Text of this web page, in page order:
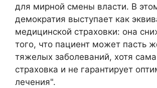
для мирной смены власти. В
демократия выступает как
медицинской страховки: она
того, что пациент может пасть
тяжелых заболеваний, хотя
страховка и не гарантирует
лечения".